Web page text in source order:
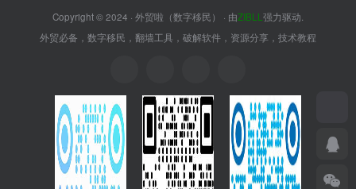
Copyright © 2024 · 外贸啦（数字移民） · 由ZIBLL强力驱动.
外贸必备，数字移民，翻墙工具，破解软件，资源分享，技术教程